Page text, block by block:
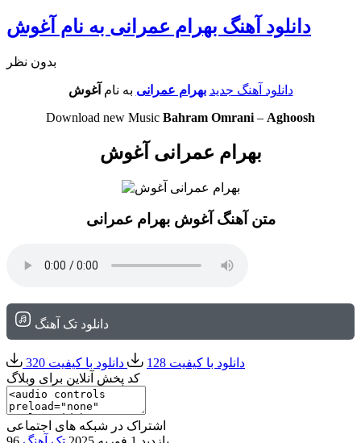
دانلود آهنگ بهرام عمرانی به نام آغوش
بدون نظر
دانلود آهنگ جدید بهرام عمرانی به نام آغوش
Download new Music Bahram Omrani – Aghoosh
بهرام عمرانی آغوش
متن آهنگ آغوش بهرام عمرانی
دانلود تک آهنگ
دانلود با کیفیت 128
دانلود با کیفیت 320
کد پخش آنلاین برای وبلاگ
اشتراک در شبکه های اجتماعی